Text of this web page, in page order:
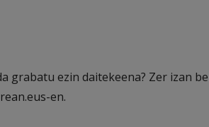
grabatu ezin daitekeena? Zer izan
en.